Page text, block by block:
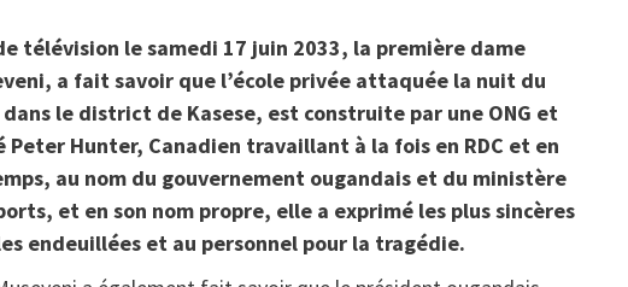
télévision le samedi 17 juin 2033, la première dame
a fait savoir que l’école privée attaquée la nuit du
le district de Kasese, est construite par une ONG et
Peter Hunter, Canadien travaillant à la fois en RDC et en
au nom du gouvernement ougandais et du ministère
et en son nom propre, elle a exprimé les plus sincères
endeuillées et au personnel pour la tragédie.